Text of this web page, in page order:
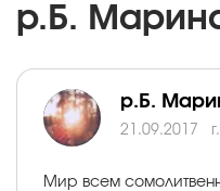
р.Б.
р.Б.
21.09.2017
Мир всем